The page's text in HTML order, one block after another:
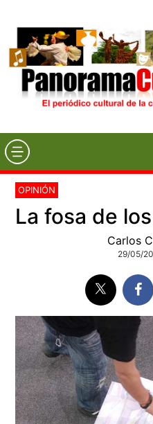
OPINIÓN
La fosa de
Carlos
29/05/